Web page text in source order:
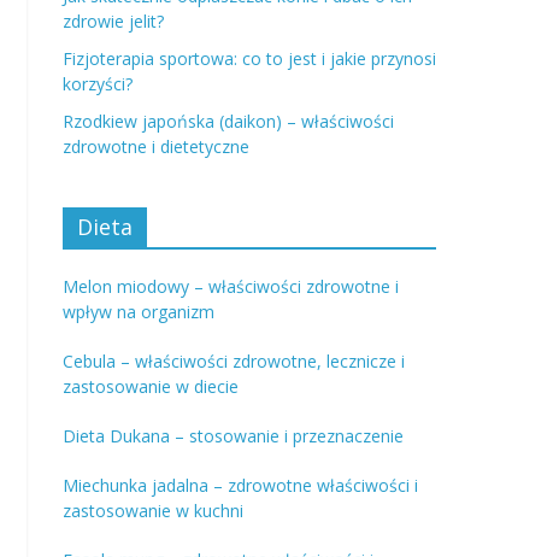
zdrowie jelit?
Fizjoterapia sportowa: co to jest i jakie przynosi
korzyści?
Rzodkiew japońska (daikon) – właściwości
zdrowotne i dietetyczne
Dieta
Melon miodowy – właściwości zdrowotne i
wpływ na organizm
Cebula – właściwości zdrowotne, lecznicze i
zastosowanie w diecie
Dieta Dukana – stosowanie i przeznaczenie
Miechunka jadalna – zdrowotne właściwości i
zastosowanie w kuchni